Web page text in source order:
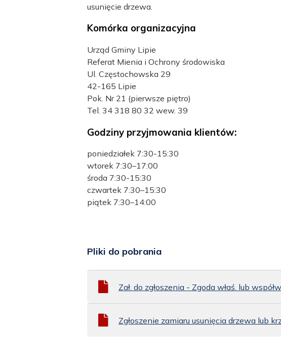
usunięcie drzewa.
Komórka organizacyjna
Urząd Gminy Lipie
Referat Mienia i Ochrony środowiska
Ul. Częstochowska 29
42-165 Lipie
Pok. Nr 21 (pierwsze piętro)
Tel. 34 318 80 32 wew. 39
Godziny przyjmowania klientów:
poniedziałek 7:30-15:30
wtorek 7:30–17:00
środa 7:30-15:30
czwartek 7:30–15:30
piątek 7:30–14:00
Pliki do pobrania
Zał. do zgłoszenia - Zgoda właś. lub
Zgłoszenie zamiaru usunięcia drzewa lub